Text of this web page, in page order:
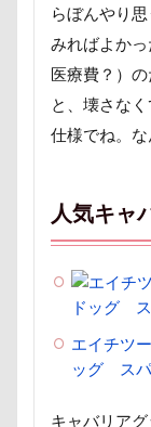
らぼんやり
みればよか
医療費？）
と、壊さな
仕様でね。な
人気キャ
エイチツ
ッグ ス
キャバリア
メレンゲの
メリーゴー
ムサシくん
モナカちゃん
ラントくん
ラテくん